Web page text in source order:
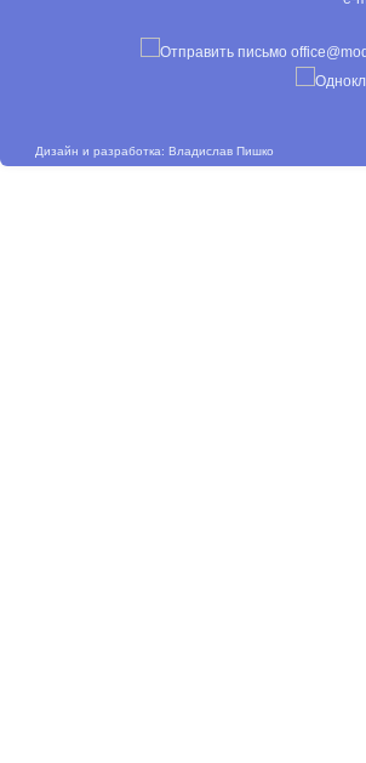
Дизайн и разработка: Владислав Пишко